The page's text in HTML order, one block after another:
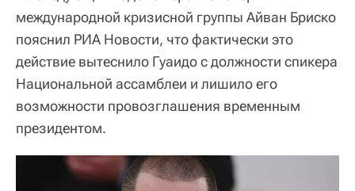
международной кризисной группы Айван Бриско
пояснил РИА Новости, что фактически это
действие вытеснило Гуаидо с должности спикера
Национальной ассамблеи и лишило его
возможности провозглашения временным
президентом.